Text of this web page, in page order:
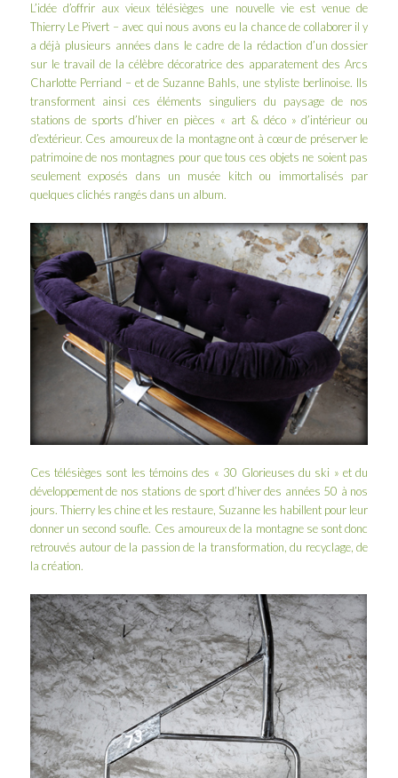
L’idée d’offrir aux vieux télésièges une nouvelle vie est venue de
Thierry Le Pivert – avec qui nous avons eu la chance de collaborer il y
a déjà plusieurs années dans le cadre de la rédaction d’un dossier
sur le travail de la célèbre décoratrice des apparatement des Arcs
Charlotte Perriand – et de Suzanne Bahls, une styliste berlinoise. Ils
transforment ainsi ces éléments singuliers du paysage de nos
stations de sports d’hiver en pièces « art & déco » d’intérieur ou
d’extérieur. Ces amoureux de la montagne ont à cœur de préserver le
patrimoine de nos montagnes pour que tous ces objets ne soient pas
seulement exposés dans un musée kitch ou immortalisés par
quelques clichés rangés dans un album.
Ces télésièges sont les témoins des « 30 Glorieuses du ski » et du
développement de nos stations de sport d’hiver des années 50 à nos
jours. Thierry les chine et les restaure, Suzanne les habillent pour leur
donner un second soufle. Ces amoureux de la montagne se sont donc
retrouvés autour de la passion de la transformation, du recyclage, de
la création.